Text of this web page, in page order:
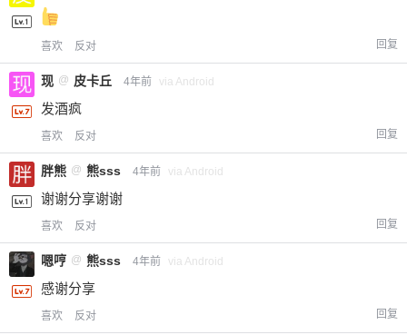
喜欢 反对 回复
现 @ 皮卡丘 4年前 via Android
发酒疯
喜欢 反对 回复
胖熊 @ 熊sss 4年前 via Android
谢谢分享谢谢
喜欢 反对 回复
嗯哼 @ 熊sss 4年前 via Android
感谢分享
喜欢 反对 回复